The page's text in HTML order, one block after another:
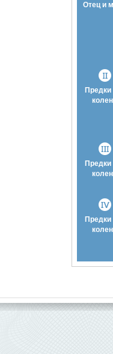
Отец и
Предки
Предки
Предки